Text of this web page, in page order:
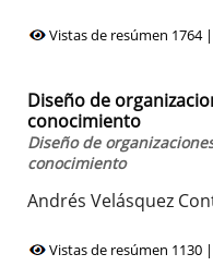
Vistas de resúmen 1764 |
Diseño de
conocimiento
Diseño de
conocimiento
Andrés Velásquez
Vistas de resúmen 1130 |